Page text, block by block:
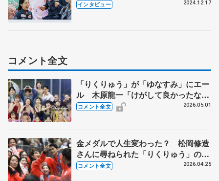
た「りくりゅう」「ゆなすみ」の魅力
インタビュー 2024.12.17
コメント全文
「りくりゅう」が「ゆなすみ」にエー
ル 木原龍一「けがして良かったなと
思える日必ず来る」 【ブルームオン
コメント全文 2026.05.01
金メダルで人生変わった？ 松岡修造
さんに尋ねられた「りくりゅう」の答
えは 【冬季オリパラパレード】
コメント全文 2026.04.25